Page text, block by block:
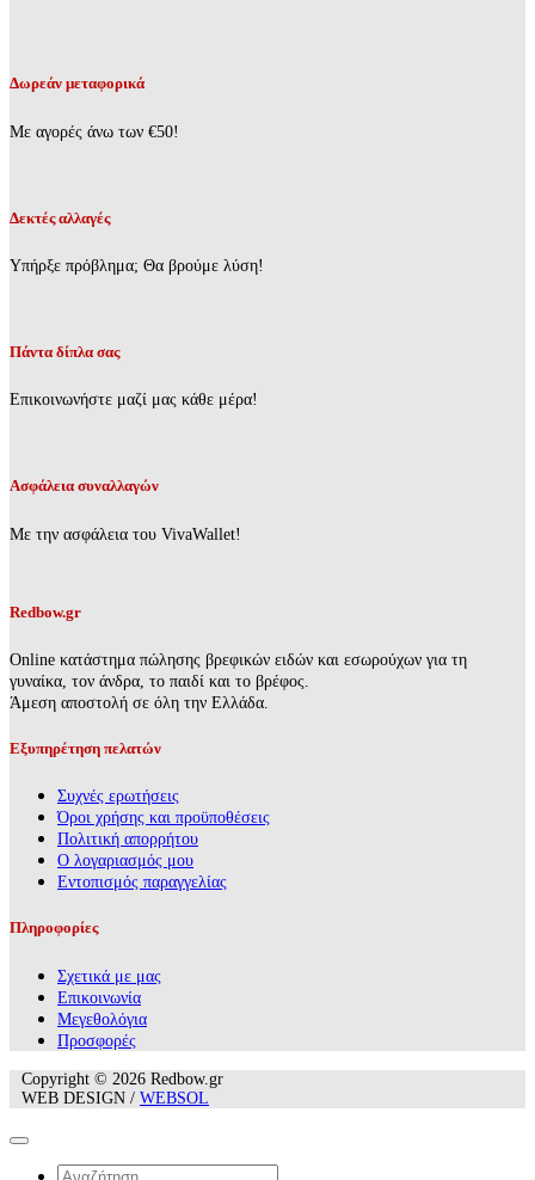
στη
του
Δωρεάν μεταφορικά
Με αγορές άνω των €50!
Δεκτές αλλαγές
Υπήρξε πρόβλημα; Θα βρούμε λύση!
Πάντα δίπλα σας
Επικοινωνήστε μαζί μας κάθε μέρα!
Ασφάλεια συναλλαγών
Με την ασφάλεια του VivaWallet!
Redbow.gr
Online κατάστημα πώλησης βρεφικών ειδών και εσωρούχων για τη
γυναίκα, τον άνδρα, το παιδί και το βρέφος.
Άμεση αποστολή σε όλη την Ελλάδα.
Εξυπηρέτηση πελατών
Συχνές ερωτήσεις
Όροι χρήσης και προϋποθέσεις
Πολιτική απορρήτου
Ο λογαριασμός μου
Εντοπισμός παραγγελίας
Πληροφορίες
Σχετικά με μας
Επικοινωνία
Mεγεθολόγια
Προσφορές
Copyright © 2026 Redbow.gr
WEB DESIGN / WEBSOL
Αναζήτηση